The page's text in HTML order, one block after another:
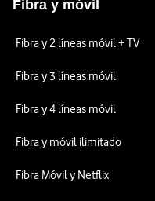
Fibra y móvil
Fibra y 2 líneas móvil + TV
Fibra y 3 líneas móvil
Fibra y 4 líneas móvil
Fibra y móvil ilimitado
Fibra Móvil y Netflix